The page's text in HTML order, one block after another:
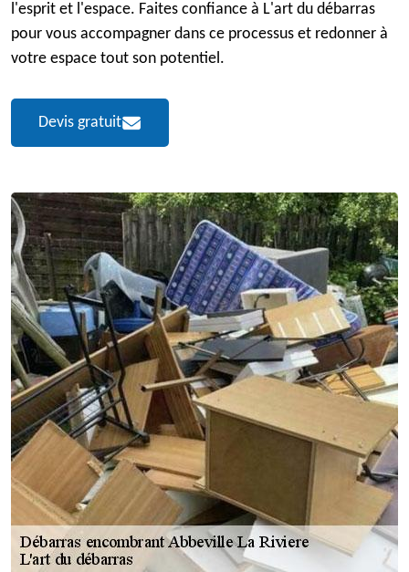
l'esprit et l'espace. Faites confiance à L'art du débarras
pour vous accompagner dans ce processus et redonner à
votre espace tout son potentiel.
Devis gratuit